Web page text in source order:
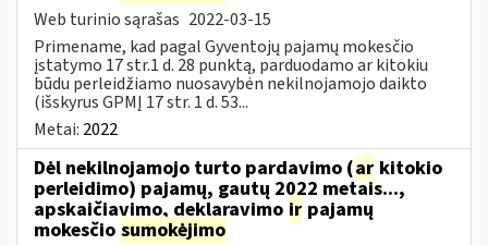
Web turinio sąrašas 2022-03-15
Primename, kad pagal Gyventojų pajamų mokesčio
įstatymo 17 str.1 d. 28 punktą, parduodamo ar kitokiu
būdu perleidžiamo nuosavybėn nekilnojamojo daikto
(išskyrus GPMĮ 17 str. 1 d. 53...
Metai: 2022
Dėl nekilnojamojo turto pardavimo (ar kitokio
perleidimo) pajamų, gautų 2022 metais...,
apskaičiavimo, deklaravimo ir pajamų
mokesčio sumokėjimo